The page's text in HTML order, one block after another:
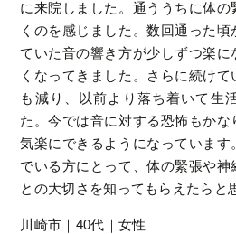
に来院しました。通ううちに体の
くのを感じました。数回通った
ていた音の響き方が少しずつ楽に
くなってきました。さらに続け
も減り、以前より落ち着いて生
た。今では音に対する恐怖もかな
気楽にできるようになっています
でいる方にとって、体の緊張や神
との大切さを知ってもらえたらと
川崎市｜40代｜女性